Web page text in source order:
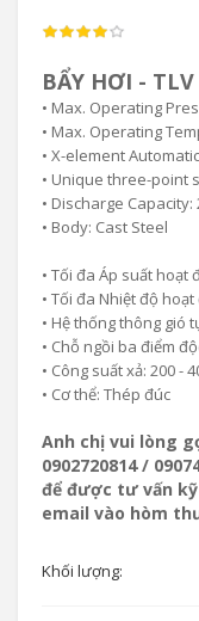
BẨY HƠI -
• Max. Operating
• Max. Operating
• X-element
• Unique three-point
• Discharge Capacity:
• Body: Cast Steel
• Tối đa Áp suất hoạt
• Tối đa Nhiệt độ hoạt
• Hệ thống thông gió
• Chỗ ngồi ba điểm
• Công suất xả: 200 -
• Cơ thể: Thép đúc
Anh chị vui lòng
0902720814 /
để được tư vấn
email vào hòm
Khối lượng: